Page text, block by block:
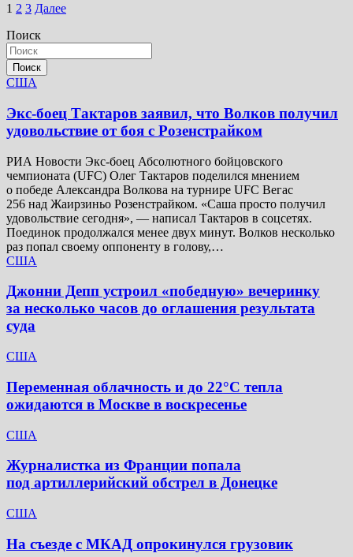
Пагинация
записей
1 2 3 Далее
Поиск
Поиск
США
Экс-боец Тактаров заявил, что Волков получил
удовольствие от боя с Розенстрайком
РИА Новости Экс-боец Абсолютного бойцовского
чемпионата (UFC) Олег Тактаров поделился мнением
о победе Александра Волкова на турнире UFC Вегас
256 над Жаирзиньо Розенстрайком. «Саша просто получил
удовольствие сегодня», — написал Тактаров в соцсетях.
Поединок продолжался менее двух минут. Волков несколько
раз попал своему оппоненту в голову,…
США
Джонни Депп устроил «победную» вечеринку
за несколько часов до оглашения результата
суда
США
Переменная облачность и до 22°C тепла
ожидаются в Москве в воскресенье
США
Журналистка из Франции попала
под артиллерийский обстрел в Донецке
США
На съезде с МКАД опрокинулся грузовик